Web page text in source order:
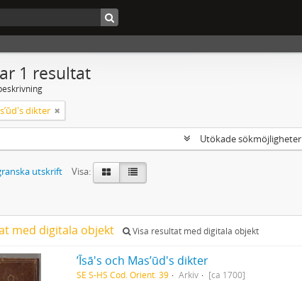
1 resultat
dikter
Utökade sökmöjligheter
utskrift
Visa:
med digitala objekt Visa resultat med digitala objekt
ʼĪsā's och Masʼūd's dikter
SE S-HS Cod. Orient. 39 Arkiv [ca 1700]